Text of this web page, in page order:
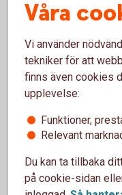
samtidigt, eller nästan
arkivera underlaget
spara det
pappersversionen och
behålla ska sparas i
BFNAR 2013:2.
Våra
Vi använder
tekniker för att
finns även cookies
upplevelse:
Funktioner,
Relevant
Du kan ta tillbaka
på cookie-sidan